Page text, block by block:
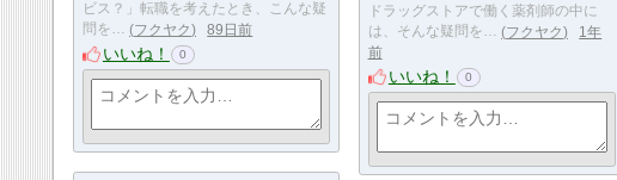
ビス？」転職を考えたとき、こんな疑
問を…
フクヤク 89日前
いいね！ 0
ドラッグストアで働く薬剤師の中に
は、そんな疑問を…
フクヤク
1年
前
いいね！ 0